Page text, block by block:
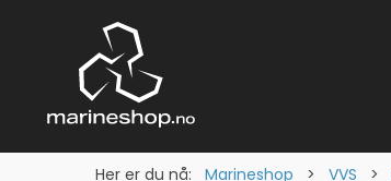
Her er du nå: Marineshop > VVS >